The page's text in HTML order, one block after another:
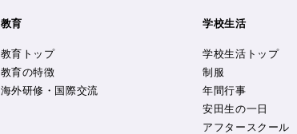
教育
教育トップ
教育の特徴
海外研修・国際交流
学校生活
学校生活トップ
制服
年間行事
安田生の一日
アフタースクール